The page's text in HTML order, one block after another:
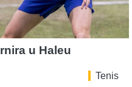
u Haleu
Tenis